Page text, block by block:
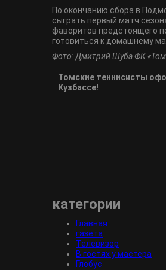
По окончанию сбора в
сыграть первый матч
фаворитов предстоящего
готовиться к домашнему
Фото: Дмитрий Шуба ФК
Томские теннисисты
Кузбассе!
категории
Главная
газета
Телевизор
В гостях у мастера
Глобус